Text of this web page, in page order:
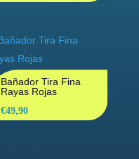
Bañador Tira Fina
Rayas Rojas
€49,90